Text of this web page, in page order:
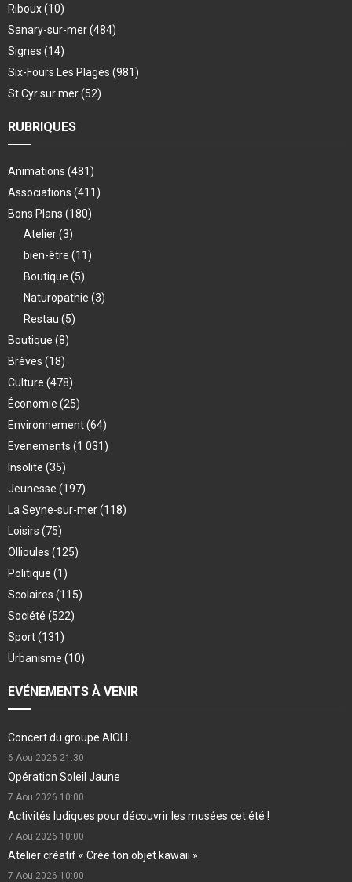
Riboux(10)
Sanary-sur-mer(484)
Signes (14)
Six-Fours Les Plages (981)
St Cyr sur mer(52)
RUBRIQUES
Animations (481)
Associations (411)
Bons Plans (180)
Atelier(3)
bien-être (11)
Boutique (5)
Naturopathie (3)
Restau (5)
Boutique (8)
Brèves (18)
Culture (478)
Économie (25)
Environnement(64)
Evenements (1 031)
Insolite (35)
Jeunesse (197)
La Seyne-sur-mer(118)
Loisirs (75)
Ollioules (125)
Politique (1)
Scolaires (115)
Société (522)
Sport(131)
Urbanisme (10)
EVÉNEMENTS À VENIR
Concert du groupe AIOLI
6 Aou 2026 21:30
Opération Soleil Jaune
7 Aou 2026 10:00
Activités ludiques pour découvrir les musées cet été !
7 Aou 2026 10:00
Atelier créatif « Crée ton objet kawaii »
7 Aou 2026 10:00